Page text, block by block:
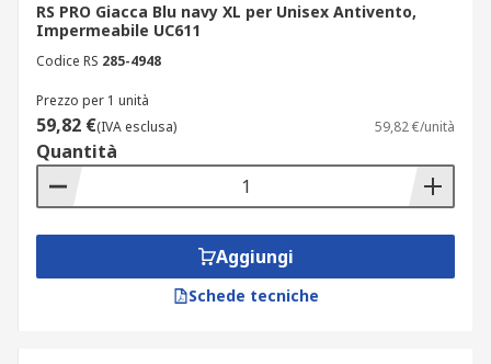
RS PRO Giacca Blu navy XL per Unisex Antivento,
Impermeabile UC611
Codice RS 285-4948
Prezzo per 1 unità
59,82 €(IVA esclusa) 59,82 €/unità
Quantità
Aggiungi
Schede tecniche